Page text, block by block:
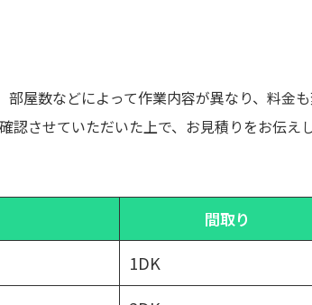
屋数などによって作業内容が異なり、料金
させていただいた上で、お見積りをお伝えし
間取り
1DK